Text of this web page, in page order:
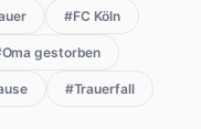
#FC Köln
gestorben
#Trauerfall